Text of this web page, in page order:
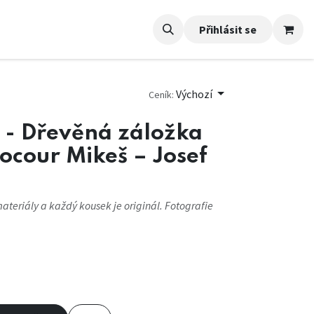
Přihlásit se
Ceník: Výchozí
- Dřevěná záložka
Mikeš – Josef
a každý kousek je originál. Fotografie